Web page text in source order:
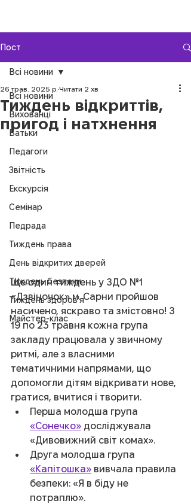
Пост
Всі новини
Вихованці
Батьки
Педагоги
Звітність
Екскурсія
Семінар
Педрада
Тиждень права
День відкритих дверей
Тиждень безпеки
Тиждень здоров'я
Майстер-клас
Всі новини
Тиждень відкриттів,
пригод і натхнення
26 трав. 2025 р. Читати 2 хв
Ще один тиждень у ЗДО №1
«Дзвіночок» м. Сарни пройшов
насичено, яскраво та змістовно! З
19 по 23 травня кожна група
закладу працювала у звичному
ритмі, але з власними
тематичними напрямами, що
допомогли дітям відкривати нове,
гратися, вчитися і творити.
Перша молодша група
«Сонечко» досліджувала
«Дивовижний світ комах».
Друга молодша група
«Капітошка» вивчала правила
безпеки: «Я в біду не
потраплю».